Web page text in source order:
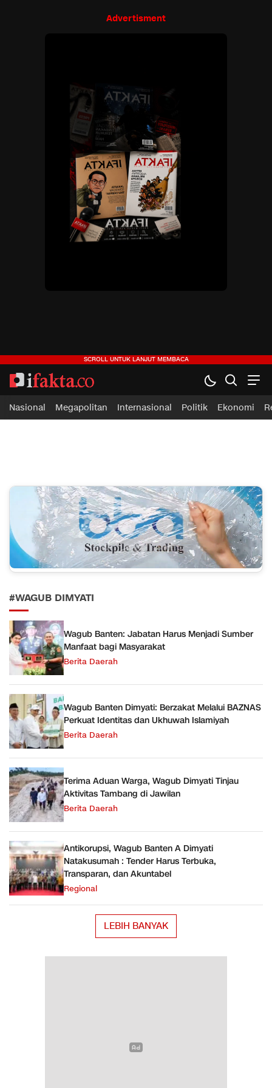
Advertisment
ifakta.co
#pastibenar
Nasional Megapolitan Internasional Politik Ekonomi
#WAGUB DIMYATI
Wagub Banten: Jabatan Harus Menjadi Sumber
Manfaat bagi Masyarakat
Berita Daerah
Wagub Banten Dimyati: Berzakat Melalui BAZNAS
Perkuat Identitas dan Ukhuwah Islamiyah
Berita Daerah
Terima Aduan Warga, Wagub Dimyati Tinjau
Aktivitas Tambang di Jawilan
Berita Daerah
Antikorupsi, Wagub Banten A Dimyati
Natakusumah : Tender Harus Terbuka,
Transparan, dan Akuntabel
Regional
LEBIH BANYAK